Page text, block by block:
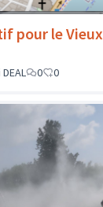
pour le Vieux
0 0